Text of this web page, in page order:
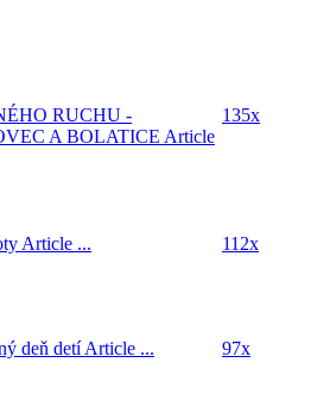
RUCHU -
A BOLATICE Article
135x
Article ... 112x
deň detíArticle ... 97x